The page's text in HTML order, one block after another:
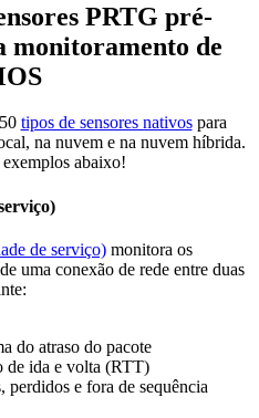
PRTG pré-
monitoramento de
tipos de sensores nativospara
na nuvem e na nuvem híbrida.
abaixo!
de serviço) monitora os
uma conexão de rede entre duas
do atraso do pacote
de ida e volta (RTT)
perdidos e fora de sequência